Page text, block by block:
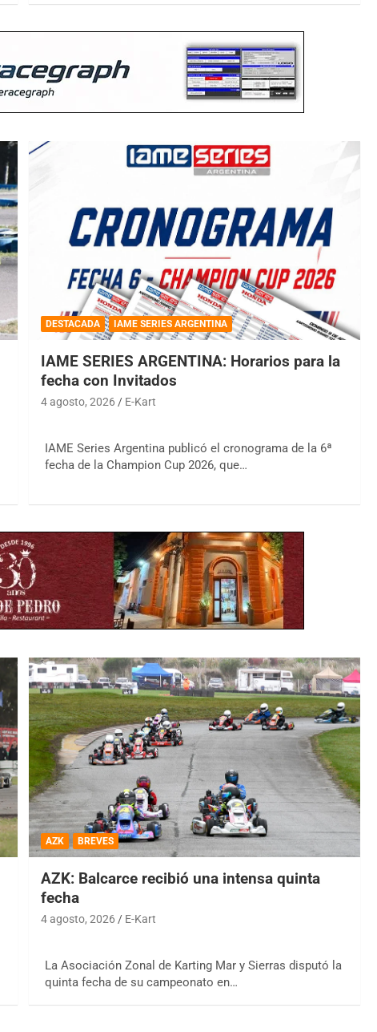
DESTACADA IAME SERIES ARGENTINA
IAME SERIES ARGENTINA: Horarios para la
fecha con Invitados
4 agosto, 2026 E-Kart
IAME Series Argentina publicó el cronograma de la 6ª
fecha de la Champion Cup 2026, que…
AZK BREVES
AZK: Balcarce recibió una intensa quinta
fecha
4 agosto, 2026 E-Kart
La Asociación Zonal de Karting Mar y Sierras disputó la
quinta fecha de su campeonato en…